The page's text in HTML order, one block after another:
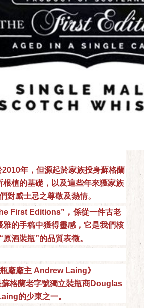
年，但源起於家族投身蘇格蘭
根植的基礎，以及這些年來獲家族
對威士忌之尊敬及熱情。
First Editions”，係從一件古老
雅的手稿中獲得靈感，它是我們核
原酒裝瓶”的品質表徵。
瓶廠廠主 Andrew Laing》
格蘭老字號獨立裝瓶商Douglas
的少東之一。